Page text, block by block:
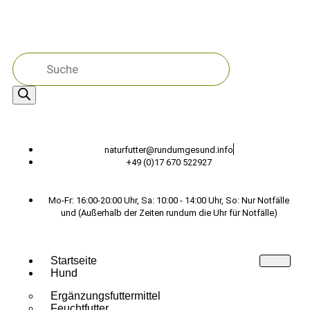
naturfutter@rundumgesund.info
+49 (0)17 670 522927
Mo-Fr: 16:00-20:00 Uhr, Sa: 10:00 - 14:00 Uhr, So: Nur Notfälle
und (Außerhalb der Zeiten rundum die Uhr für Notfälle)
Startseite
Hund
Ergänzungsfuttermittel